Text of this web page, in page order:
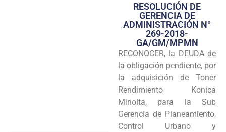
Transparencia
Seguridad
Programas
Intranet
RESOLUCIÓN DE
GERENCIA DE
ADMINISTRACIÓN N°
269-2018-
GA/GM/MPMN
RECONOCER, la DEUDA de
la obligación pendiente, por
la adquisición de Toner
Rendimiento Konica
Minolta, para la Sub
Gerencia de Planeamiento,
Control Urbano y